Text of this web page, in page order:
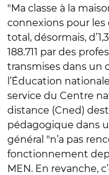
"Ma classe à la
connexions pour les
total, désormais,
188.711 par des
transmises dans un
l’Éducation
service du Centre
distance (Cned)
pédagogique dans
général "n’a pas
fonctionnement
MEN. En revanche,